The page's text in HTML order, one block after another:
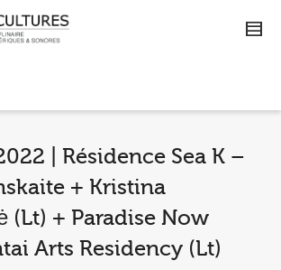
| Résidence Sea K –
+ Kristina
(Lt) + Paradise Now
Arts Residency (Lt)